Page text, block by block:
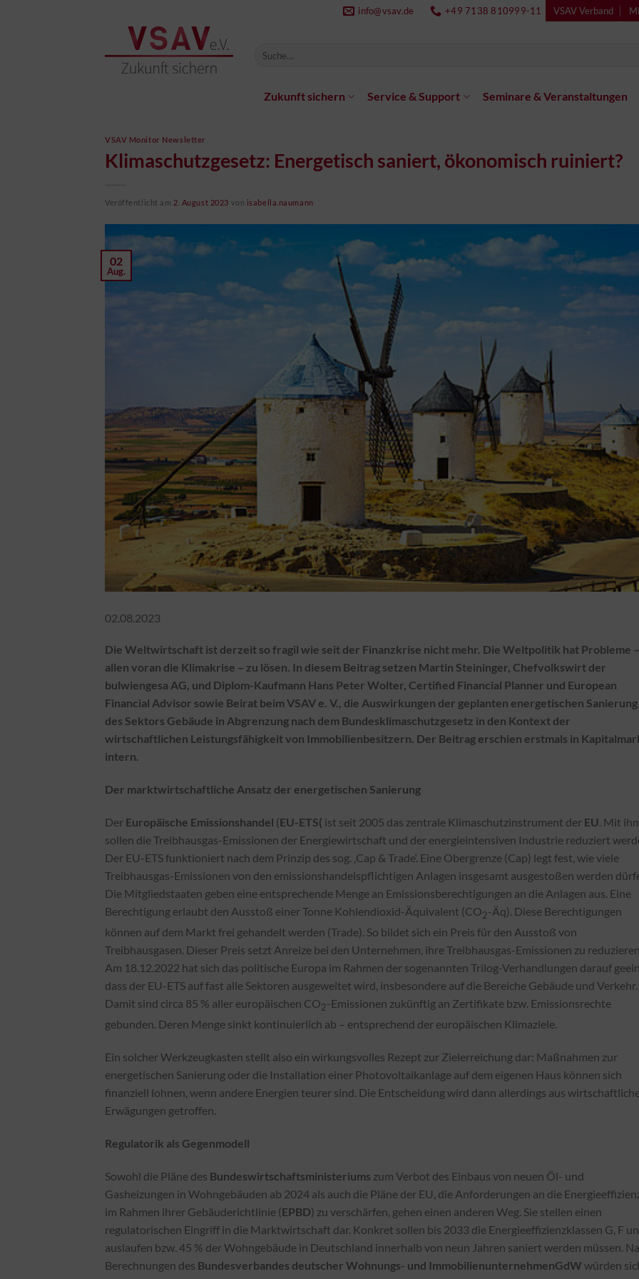
info@vsav.de +49 7138 810999-11 VSAV Verband
Zukunft sichern Service & Support Seminare & Veranstaltungen
VSAV Monitor Newsletter
Klimaschutzgesetz: Energetisch saniert, ökonomisch ruiniert?
Veröffentlicht am 2. August 2023 von isabella.naumann
02
Aug.
02.08.2023
Die Weltwirtschaft ist derzeit so fragil wie seit der Finanzkrise nicht mehr. Die Weltpolitik hat Probleme –
allen voran die Klimakrise – zu lösen. In diesem Beitrag setzen Martin Steininger, Chefvolkswirt der
bulwiengesa AG, und Diplom-Kaufmann Hans Peter Wolter, Certified Financial Planner und European
Financial Advisor sowie Beirat beim VSAV e. V., die Auswirkungen der geplanten energetischen Sanierung
des Sektors Gebäude in Abgrenzung nach dem Bundesklimaschutzgesetz in den Kontext der
wirtschaftlichen Leistungsfähigkeit von Immobilienbesitzern. Der Beitrag erschien erstmals in
intern.
Der marktwirtschaftliche Ansatz der energetischen Sanierung
Der Europäische Emissionshandel (EU-ETS( ist seit 2005 das zentrale Klimaschutzinstrument der EU . Mit
sollen die Treibhausgas-Emissionen der Energiewirtschaft und der energieintensiven Industrie reduziert
Der EU-ETS funktioniert nach dem Prinzip des sog. ‚Cap & Trade‘. Eine Obergrenze (Cap) legt fest, wie viele
Treibhausgas-Emissionen von den emissionshandelspflichtigen Anlagen insgesamt ausgestoßen werden
Die Mitgliedstaaten geben eine entsprechende Menge an Emissionsberechtigungen an die Anlagen aus. Eine
Berechtigung erlaubt den Ausstoß einer Tonne Kohlendioxid-Äquivalent (CO2-Äq). Diese Berechtigungen
können auf dem Markt frei gehandelt werden (Trade). So bildet sich ein Preis für den Ausstoß von
Treibhausgasen. Dieser Preis setzt Anreize bei den Unternehmen, ihre Treibhausgas-Emissionen zu
Am 18.12.2022 hat sich das politische Europa im Rahmen der sogenannten Trilog-Verhandlungen darauf
dass der EU-ETS auf fast alle Sektoren ausgeweitet wird, insbesondere auf die Bereiche Gebäude und Verkehr.
Damit sind circa 85 % aller europäischen CO2-Emissionen zukünftig an Zertifikate bzw. Emissionsrechte
gebunden. Deren Menge sinkt kontinuierlich ab – entsprechend der europäischen Klimaziele.
Ein solcher Werkzeugkasten stellt also ein wirkungsvolles Rezept zur Zielerreichung dar: Maßnahmen zur
energetischen Sanierung oder die Installation einer Photovoltaikanlage auf dem eigenen Haus können sich
finanziell lohnen, wenn andere Energien teurer sind. Die Entscheidung wird dann allerdings aus
Erwägungen getroffen.
Regulatorik als Gegenmodell
Sowohl die Pläne des Bundeswirtschaftsministeriums zum Verbot des Einbaus von neuen Öl- und
Gasheizungen in Wohngebäuden ab 2024 als auch die Pläne der EU, die Anforderungen an die
im Rahmen ihrer Gebäuderichtlinie (EPBD) zu verschärfen, gehen einen anderen Weg. Sie stellen einen
regulatorischen Eingriff in die Marktwirtschaft dar. Konkret sollen bis 2033 die Energieeffizienzklassen G, F
auslaufen bzw. 45 % der Wohngebäude in Deutschland innerhalb von neun Jahren saniert werden müssen.
Berechnungen des Bundesverbandes deutscher Wohnungs- und ImmobilienunternehmenGdW würden